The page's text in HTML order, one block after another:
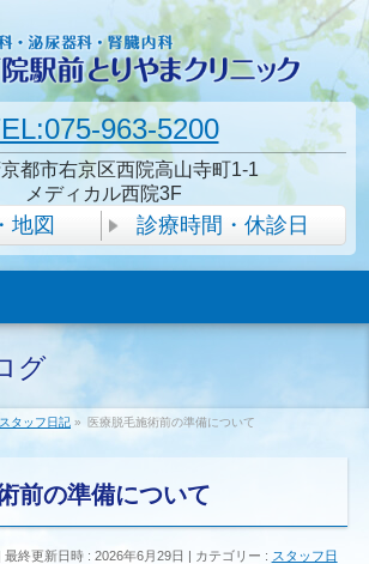
963-5200
都市右京区西院高山寺町1-1
メディカル西院3F
地図 診療時間・休診日
グ
スタッフ日記 » 医療脱毛施術前の準備について
前の準備について
最終更新日時 : 2026年6月29日 カテゴリー : スタッフ日